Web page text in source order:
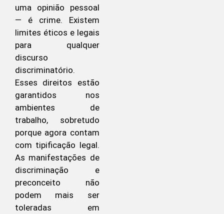
uma opinião pessoal
— é crime. Existem
limites éticos e legais
para qualquer
discurso
discriminatório.
Esses direitos estão
garantidos nos
ambientes de
trabalho, sobretudo
porque agora contam
com tipificação legal.
As manifestações de
discriminação e
preconceito não
podem mais ser
toleradas em